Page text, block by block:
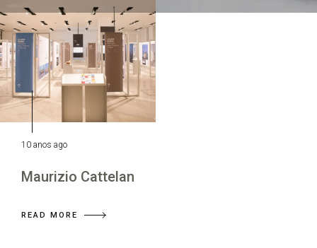
10 anos ago
Maurizio Cattelan
READ MORE